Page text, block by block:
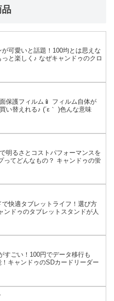
品
可愛いと話題！100均とは思えな
と楽しく♪ なぜキャンドゥのクロ
保護フィルム📱 フィルム自体が
い替えれる♪ (´ε｀ )色んな意味
明るさとコストパフォーマンスを
ってどんなもの？ キャンドゥの蛍
快適タブレットライフ！選び方
ドゥのタブレットスタンドが人
すごい！100円でデータ移行も
キャンドゥのSDカードリーダー